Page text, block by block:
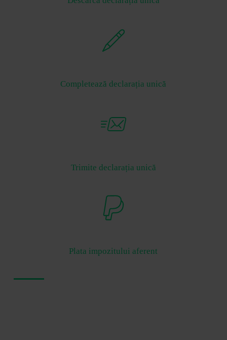
Completează declarația unică
Trimite declarația unică
Plata impozitului aferent